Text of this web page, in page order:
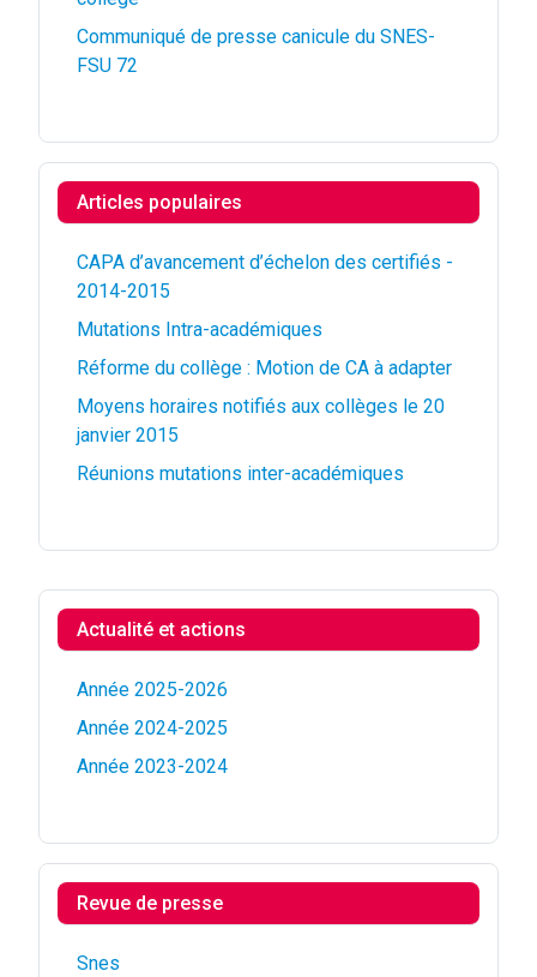
Actualité et actions
Année 2025-2026
Année 2024-2025
Année 2023-2024
Revue de presse
Snes
Communiqué de presse canicule du SNES-
FSU 72
Articles populaires
CAPA d’avancement d’échelon des certifiés -
2014-2015
Mutations Intra-académiques
Réforme du collège : Motion de CA à adapter
Moyens horaires notifiés aux collèges le 20
janvier 2015
Réunions mutations inter-académiques